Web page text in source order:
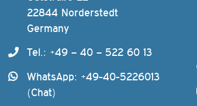
22844 Norderstedt
Germany
Tel.: +49 – 40 – 522 60 13
WhatsApp: +49-40-5226013
(Chat)